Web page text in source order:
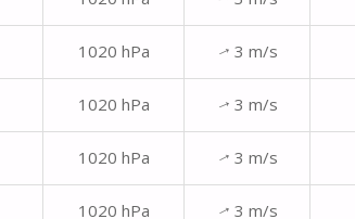
1020 hPa ↑3 m/s
1020 hPa ↑3 m/s
1020 hPa ↑3 m/s
1020 hPa ↑3 m/s